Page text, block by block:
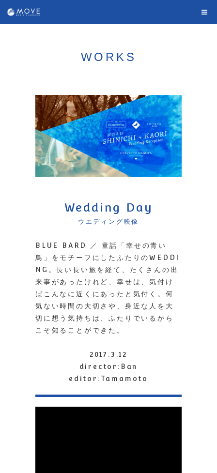
WORKS
Wedding Day
ウエディング映像
BLUE BARD ／ 童話「幸せの青い
鳥」をモチーフにしたふたりのWEDDI
NG。長い長い旅を経て、たくさんの出
来事があったけれど、幸せは、気付け
ばこんなに近くにあったと気付く。何
気ない時間の大切さや、身近な人を大
切に想う気持ちは、ふたりでいるから
こそ知ることができた。
2017.3.12
director:Ban
editor:Tamamoto